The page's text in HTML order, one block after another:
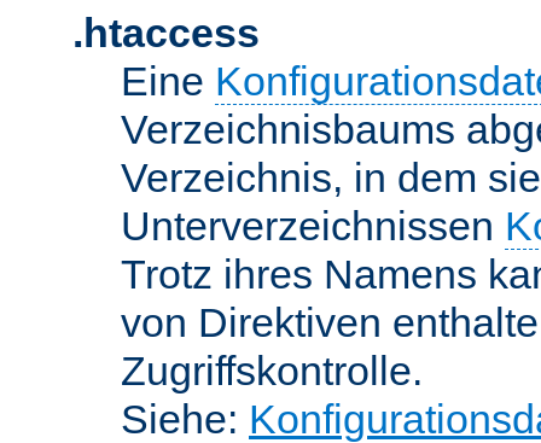
.htaccess
Eine
Verzeichnisbaums
Verzeichnis, in dem
Unterverzeichnissen
Trotz ihres Namens
von Direktiven
Zugriffskontrolle.
Siehe: